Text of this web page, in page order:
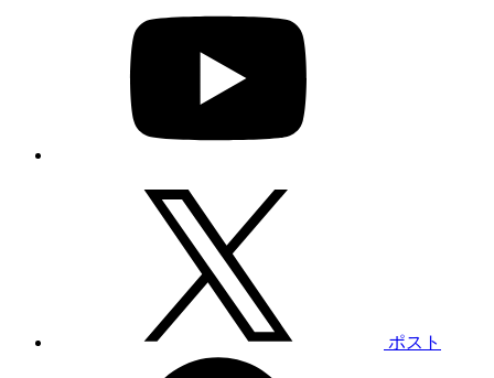
ポスト